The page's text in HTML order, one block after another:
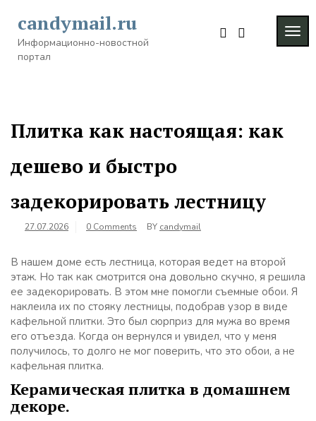
content
candymail.ru
Информационно-новостной
портал
Плитка как настоящая: как
дешево и быстро
задекорировать лестницу
27.07.2026 0 Comments BY candymail
В нашем доме есть лестница, которая ведет на второй
этаж. Но так как смотрится она довольно скучно, я решила
ее задекорировать. В этом мне помогли съемные обои. Я
наклеила их по стояку лестницы, подобрав узор в виде
кафельной плитки. Это был сюрприз для мужа во время
его отъезда. Когда он вернулся и увидел, что у меня
получилось, то долго не мог поверить, что это обои, а не
кафельная плитка.
Керамическая плитка в домашнем
декоре.